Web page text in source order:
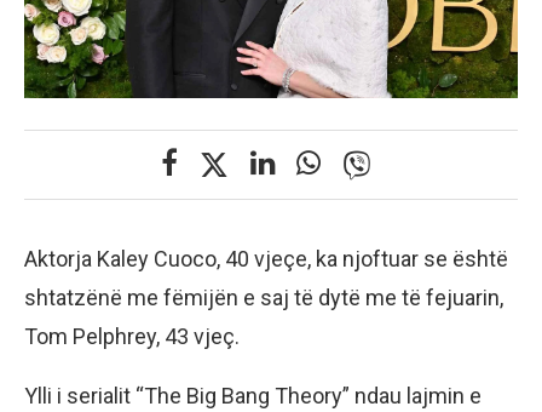
Aktorja Kaley Cuoco, 40 vjeçe, ka njoftuar se është
shtatzënë me fëmijën e saj të dytë me të fejuarin,
Tom Pelphrey, 43 vjeç.
Ylli i serialit “The Big Bang Theory” ndau lajmin e